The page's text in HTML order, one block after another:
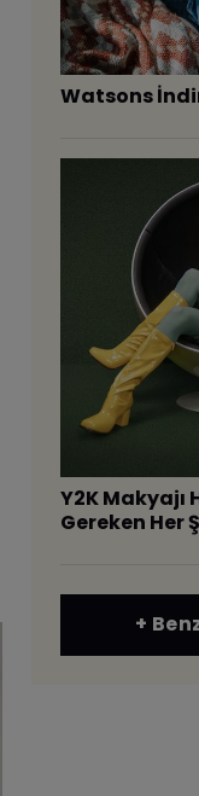
Watsons
Y2K Makyajı
Gereken Her
+